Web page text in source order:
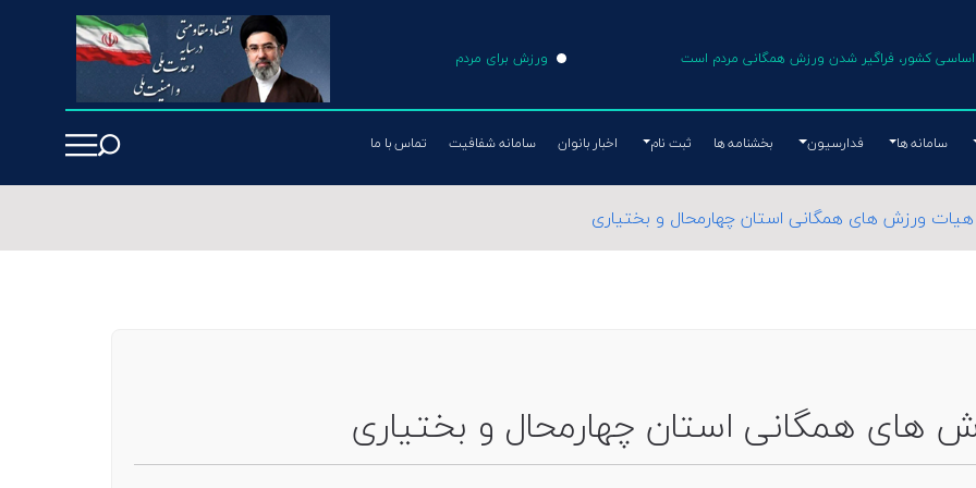
اساسی کشور، فراگیر شدن ورزش همگانی مردم است ورزش برای مردم
سامانه ها فدارسیون بخشنامه ها ثبت نام اخبار بانوان سامانه شفافیت تماس با ما
هیات ورزش های همگانی استان چهارمحال و بختیاری
های همگانی استان چهارمحال و بختیاری